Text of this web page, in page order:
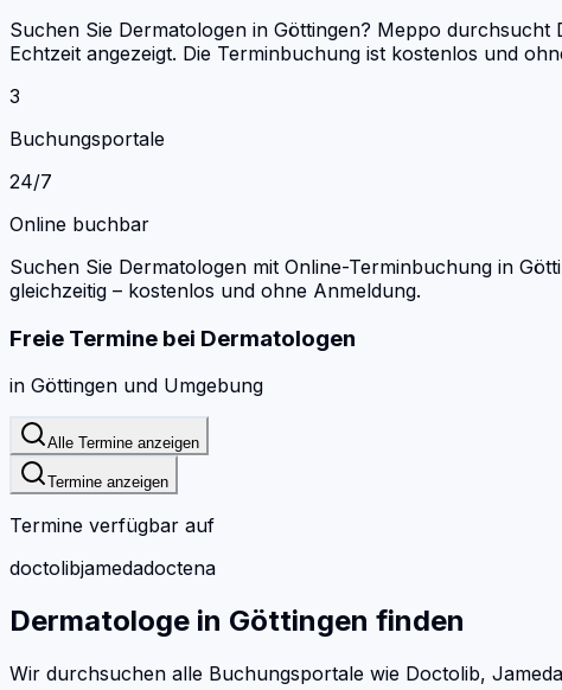
Suchen Sie Dermatologen in Göttingen? Meppo
Echtzeit angezeigt. Die Terminbuchung ist kostenlos und
3
Buchungsportale
24/7
Online buchbar
Suchen Sie Dermatologen mit Online-Terminbuchung in
gleichzeitig – kostenlos und ohne Anmeldung.
Freie Termine bei Dermatologen
in Göttingen und Umgebung
Alle Termine anzeigen
Termine anzeigen
Termine verfügbar auf
doctolibjamedadoctena
Dermatologe in Göttingen finden
Wir durchsuchen alle Buchungsportale wie Doctolib,